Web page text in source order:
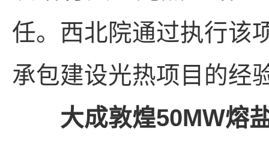
任。西北院通过执行该
承包建设光热项目的经
大成敦煌50MW熔盐